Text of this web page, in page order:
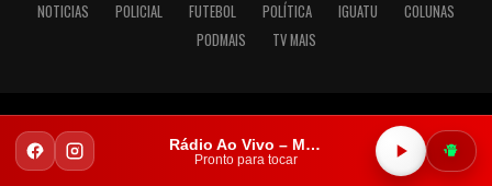
NOTICIAS POLICIAL FUTEBOL POLÍTICA IGUATU
COLUNAS
PODMAIS
TV MAIS
Copyright © 2023. Todos os direitos reservados.
Rádio Ao Vivo – Mais FM Iguatu
Pronto para tocar